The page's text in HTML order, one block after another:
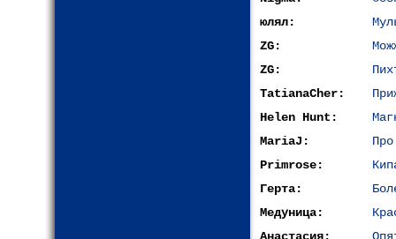
юлял:
ZG:
ZG:
TatianaCher:
Helen Hunt:
MariaJ:
Primrose:
Герта:
Медуница: